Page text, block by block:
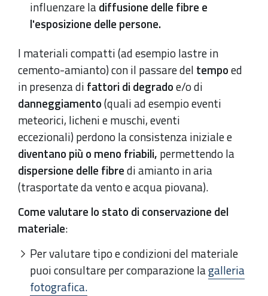
influenzare ladiffusione delle fibre e
l'esposizione delle persone.
I materiali compatti (ad esempio lastre in
cemento-amianto) con il passare del tempoed
in presenza di fattori di degradoe/o di
danneggiamento(quali ad esempio eventi
meteorici, licheni e muschi, eventi
eccezionali) perdono la consistenza iniziale e
diventano più o meno friabili, permettendo la
dispersione delle fibredi amianto in aria
(trasportate da vento e acqua piovana).
Come valutare lo stato di conservazione del
materiale:
Per valutare tipo e condizioni del materiale
puoi consultare per comparazione lagalleria
fotografica.